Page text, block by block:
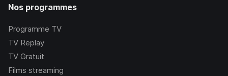
Nos programmes
Programme TV
TV Replay
TV Gratuit
Films streaming